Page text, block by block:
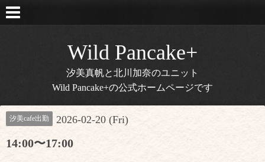
Wild Pancake+
汐美真帆と北川加奈のユニット
Wild Pancake+の公式ホームページです
汐美cafe出勤 2026-02-20 (Fri)
14:00〜17:00